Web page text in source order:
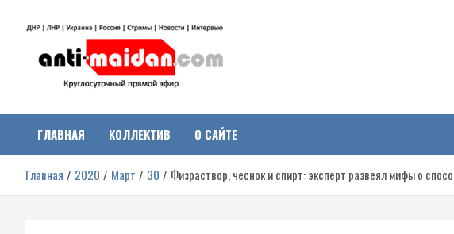
Антимайдан:
Гражданская война на
Украине
о гражданской войне на Украине, включая события в Новороссии,
ДНР, ЛНР и других регионах.
ГЛАВНАЯ КОЛЛЕКТИВ О САЙТЕ
Главная 2020 Март 30 Физраствор, чеснок и спирт: эксперт развеял мифы о